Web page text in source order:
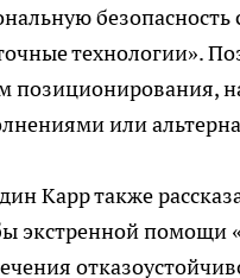
безопасность
технологии».
позиционирования,
или
Карр также
экстренной помощи